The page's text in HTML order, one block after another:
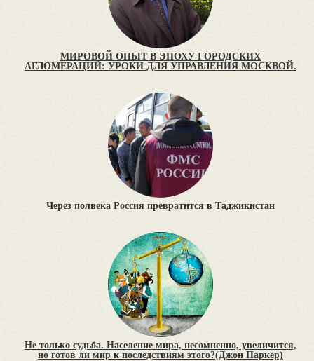
МИРОВОЙ ОПЫТ В ЭПОХУ ГОРОДСКИХ
АГЛОМЕРАЦИЙ: УРОКИ ДЛЯ УПРАВЛЕНИЯ МОСКВОЙ.
Через полвека Россия превратится в Таджикистан
Не только судьба. Население мира, несомненно, увеличится,
но готов ли мир к последствиям этого?(Джон Паркер)